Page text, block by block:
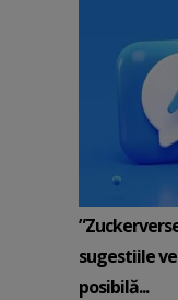
sugestiile
posibilă...